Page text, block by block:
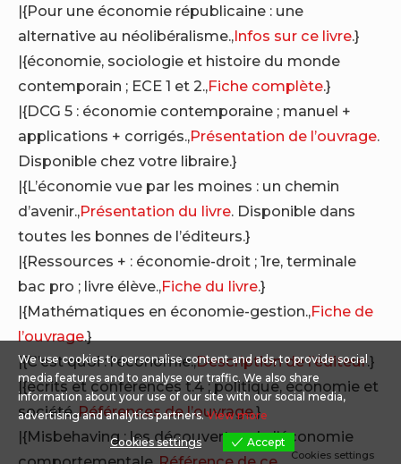
|{Pour une économie républicaine : une
alternative au néolibéralisme.,Infos sur ce livre.}
|{économie, sociologie et histoire du monde
contemporain ; ECE 1 et 2.,Fiche complète.}
|{DCG 5 : économie contemporaine ; manuel +
applications + corrigés.,Présentation de l’ouvrage.
Disponible chez votre libraire.}
|{L’économie vue par les moines : un chemin
d’avenir.,Présentation du livre. Disponible dans
toutes les bonnes de l’éditeurs.}
|{Ressources + : économie-droit ; 1re, terminale
bac pro ; livre élève.,Fiche du livre.}
|{Mathématiques en économie-gestion.,Fiche de
l’ouvrage.}
|{C’est quoi : l’économie.,Description de l’éditeur.}
|{écrits et conférences t.4 ; politique, économie et
société.,Références de l’ouvrage.}
|{Misbehaving ; les découvertes de l’économie
We use cookies to personalise content and ads, to provide social
media features and to analyse our traffic. We also share
information about your use of our site with our social media,
advertising and analytics partners.View more
Cookies settings
Accept
Cookies settings